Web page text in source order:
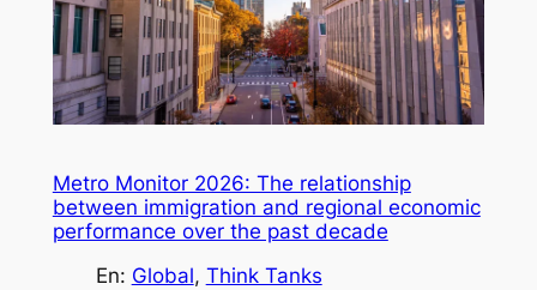
Metro Monitor 2026: The relationship
between immigration and regional economic
performance over the past decade
En: Global, Think Tanks